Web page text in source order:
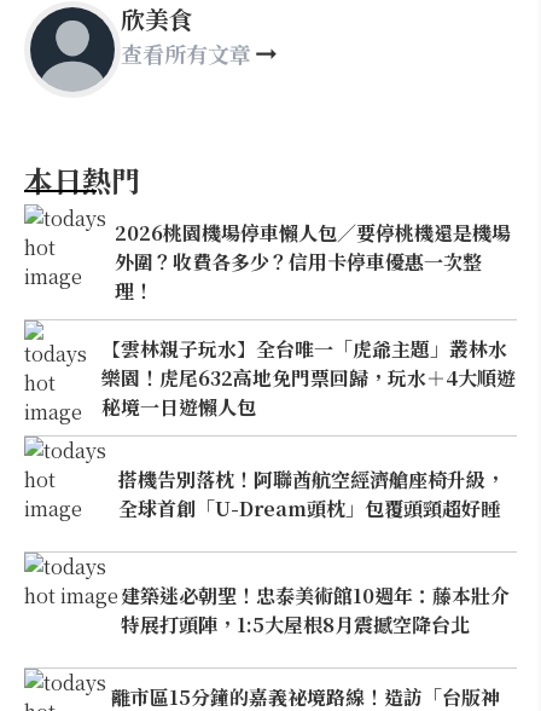
欣美食
查看所有文章
本日熱門
2026桃園機場停車懶人包／要停桃機還是機場
外圍？收費各多少？信用卡停車優惠一次整
理！
【雲林親子玩水】全台唯一「虎爺主題」叢林水
樂園！虎尾632高地免門票回歸，玩水＋4大順遊
秘境一日遊懶人包
搭機告別落枕！阿聯酋航空經濟艙座椅升級，
全球首創「U-Dream頭枕」包覆頭頸超好睡
建築迷必朝聖！忠泰美術館10週年：藤本壯介
特展打頭陣，1:5大屋根8月震撼空降台北
離市區15分鐘的嘉義祕境路線！造訪「台版神